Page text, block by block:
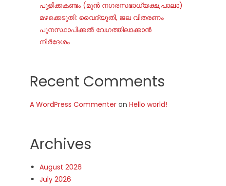
പുളിക്കകണ്ടം (മുൻ നഗരസഭാധ്യക്ഷ,പാലാ)
മഴക്കെടുതി: വൈദ്യുതി, ജല വിതരണം
പുനസ്ഥാപിക്കൽ വേഗത്തിലാക്കാൻ
നിർദേശം
Recent Comments
A WordPress Commenter onHello world!
Archives
August 2026
July 2026